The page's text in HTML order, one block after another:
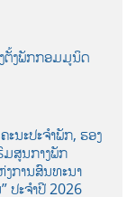
ຕັ້ງພັກກອມມູນິດ
ນະປະຈໍາພັກ, ຮອງ
ມສູນກາງພັກ
ງການສົນທະນາ
ປະຈຳປີ 2026